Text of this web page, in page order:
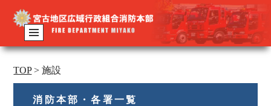
TOP>施設
消防本部・各署一覧